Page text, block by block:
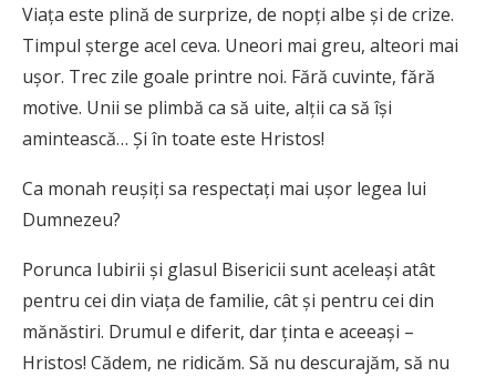
Viața este plină de surprize, de nopți albe și de crize.
Timpul șterge acel ceva. Uneori mai greu, alteori mai
ușor. Trec zile goale printre noi. Fără cuvinte, fără
motive. Unii se plimbă ca să uite, alții ca să își
amintească… Și în toate este Hristos!
Ca monah reușiți sa respectați mai ușor legea lui
Dumnezeu?
Porunca Iubirii și glasul Bisericii sunt aceleași atât
pentru cei din viața de familie, cât și pentru cei din
mănăstiri. Drumul e diferit, dar ținta e aceeași –
Hristos! Cădem, ne ridicăm. Să nu descurajăm, să nu